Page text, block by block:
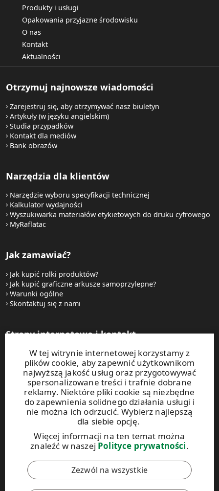
W tej witrynie internetowej korzystamy z
plików cookie, aby zapewnić użytkownikom
najwyższą jakość usług oraz przygotowywać
spersonalizowane treści i trafnie dobrane
reklamy. Niektóre pliki cookie są niezbędne
do zapewnienia solidnego działania usługi i
nie można ich odrzucić. Wybierz najlepszą
dla siebie opcję.
Więcej informacji na ten temat można
znaleźć w naszej Polityce prywatności.
Zezwól na wszystkie
Produkty i usługi
Opakowania przyjazne środowisku
O nas
Kontakt
Aktualności
Otrzymuj najnowsze wiadomości
Zarejestruj się, aby otrzymywać nasz biuletyn
Artykuły (w języku angielskim)
Studia przypadków
Kontakt dla mediów
Bank obrazów
Narzędzia dla klientów
Narzędzie wyboru specyfikacji technicznej
Kalkulator wydajności
Wyszukiwarka materiałów etykietowych do druku cyfrowego
MyRaflatac
Jak zamawiać?
Jak kupić rolki produktów?
Jak kupić graficzne arkusze samoprzylepne?
Warunki ogólne
Skontaktuj się z nami
Strony internetowe i kontakt
UPM Raflatac Graphics Solutions
UPM Raflatac Office Products
UPM Raflatac Industrial Removables
Kontakt
Niniejsza witryna jest chroniona za pomocą rozwiązania
reCAPTCHA. Obowiązują
zasady ochrony prywatności
warunki korzystaniaz usług Google.
Kodeks postępowania UPM